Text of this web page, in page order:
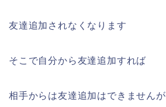
友達追加されなくなります
そこで自分から友達追加すれば
相手からは友達追加はできませんが